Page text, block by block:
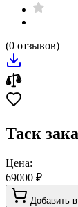
(0 отзывов)
Таск
Цена:
69000 ₽
Добавить